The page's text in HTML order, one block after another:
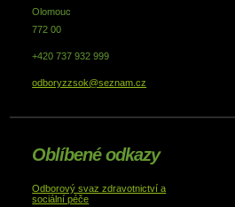
Olomouc
772 00
+420 737 932 999
odboryzzsok@seznam.cz
Oblíbené odkazy
Odborový svaz zdravotnictví a
sociální péče